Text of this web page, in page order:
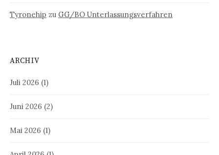
Tyronehip zu GG/BO Unterlassungsverfahren
ARCHIV
Juli 2026 (1)
Juni 2026 (2)
Mai 2026 (1)